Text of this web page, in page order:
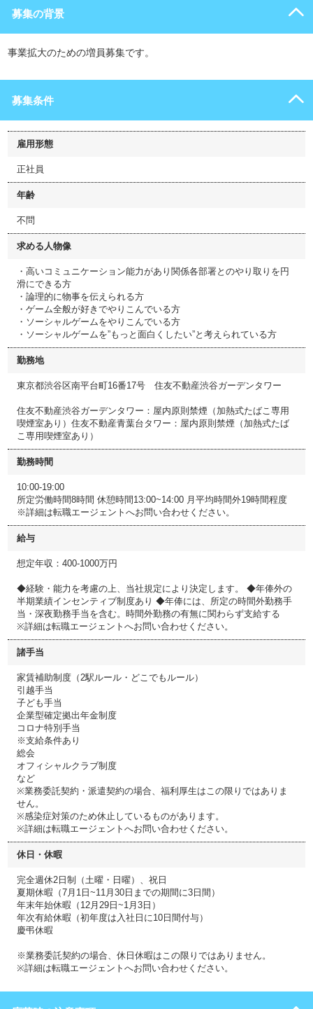
募集の背景
事業拡大のための増員募集です。
募集条件
雇用形態
正社員
年齢
不問
求める人物像
・高いコミュニケーション能力があり関係各部署とのやり取りを円
滑にできる方
・論理的に物事を伝えられる方
・ゲーム全般が好きでやりこんでいる方
・ソーシャルゲームをやりこんでいる方
・ソーシャルゲームを”もっと面白くしたい”と考えられている方
勤務地
東京都渋谷区南平台町16番17号 住友不動産渋谷ガーデンタワー
住友不動産渋谷ガーデンタワー：屋内原則禁煙（加熱式たばこ専用
喫煙室あり）住友不動産青葉台タワー：屋内原則禁煙（加熱式たば
こ専用喫煙室あり）
勤務時間
10:00-19:00
所定労働時間8時間 休憩時間13:00~14:00 月平均時間外19時間程度
※詳細は転職エージェントへお問い合わせください。
給与
想定年収：400-1000万円
◆経験・能力を考慮の上、当社規定により決定します。 ◆年俸外の
半期業績インセンティブ制度あり ◆年俸には、所定の時間外勤務手
当・深夜勤務手当を含む。時間外勤務の有無に関わらず支給する
※詳細は転職エージェントへお問い合わせください。
諸手当
家賃補助制度（2駅ルール・どこでもルール）
引越手当
子ども手当
企業型確定拠出年金制度
コロナ特別手当
※支給条件あり
総会
オフィシャルクラブ制度
など
※業務委託契約・派遣契約の場合、福利厚生はこの限りではありま
せん。
※感染症対策のため休止しているものがあります。
※詳細は転職エージェントへお問い合わせください。
休日・休暇
完全週休2日制（土曜・日曜）、祝日
夏期休暇（7月1日~11月30日までの期間に3日間）
年末年始休暇（12月29日~1月3日）
年次有給休暇（初年度は入社日に10日間付与）
慶弔休暇
※業務委託契約の場合、休日休暇はこの限りではありません。
※詳細は転職エージェントへお問い合わせください。